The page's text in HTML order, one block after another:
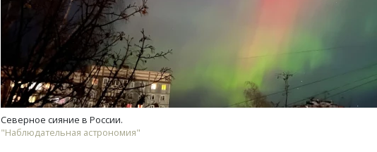
Северное сияние в России.
"Наблюдательная астрономия"
Архитектурный код
земли. Мощение
плитами становится